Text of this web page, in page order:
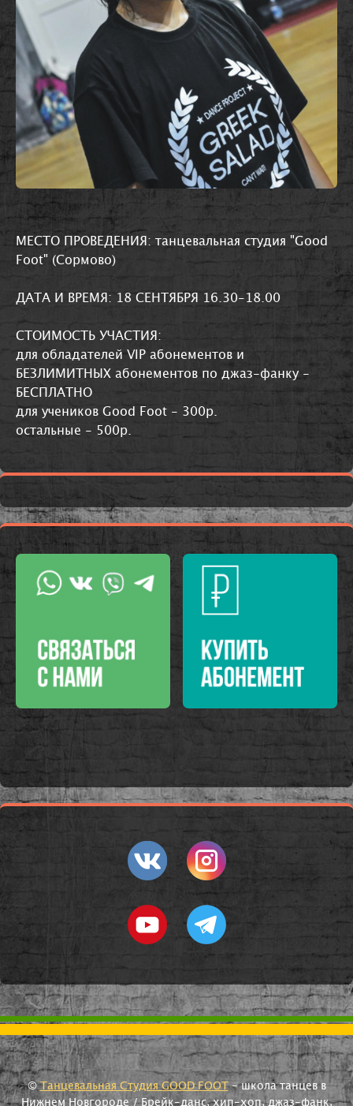
МЕСТО ПРОВЕДЕНИЯ: танцевальная студия "Good
Foot" (Сормово)
ДАТА И ВРЕМЯ: 18 СЕНТЯБРЯ 16.30-18.00
СТОИМОСТЬ УЧАСТИЯ:
для обладателей VIP абонементов и
БЕЗЛИМИТНЫХ абонементов по джаз-фанку -
БЕСПЛАТНО
для учеников Good Foot - 300р.
остальные - 500р.
©Танцевальная Студия GOOD FOOT- школа танцев в
Нижнем Новгороде / Брейк-данс, хип-хоп, джаз-фанк,